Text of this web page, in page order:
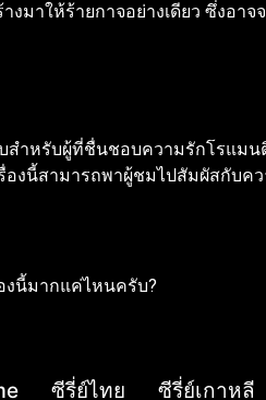
งมาให้ร้ายกาจอย่างเดียว ซึ่งอา
ำหรับผู้ที่ชื่นชอบความรักโรแมน
งนี้สามารถพาผู้ชมไปสัมผัสกับค
งนี้มากแค่ไหนครับ?
ซีรี่ย์ไทย ซีรี่ย์เกาหลี